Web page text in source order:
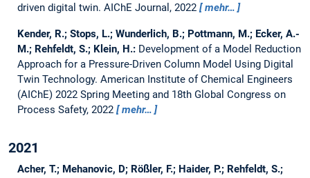
driven digital twin. AIChE Journal, 2022 mehr…
Kender, R.; Stops, L.; Wunderlich, B.; Pottmann, M.; Ecker, A.-
M.; Rehfeldt, S.; Klein, H.: Development of a Model Reduction
Approach for a Pressure-Driven Column Model Using Digital
Twin Technology. American Institute of Chemical Engineers
(AIChE) 2022 Spring Meeting and 18th Global Congress on
Process Safety, 2022
mehr…
2021
Acher, T.; Mehanovic, D; Rößler, F.; Haider, P.; Rehfeldt, S.;